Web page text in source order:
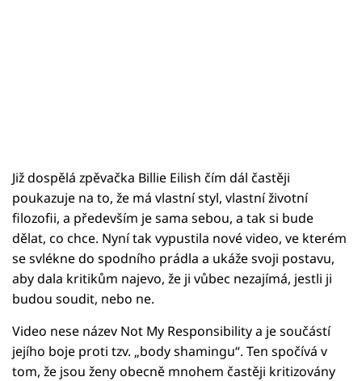
Již dospělá zpěvačka Billie Eilish čím dál častěji
poukazuje na to, že má vlastní styl, vlastní životní
filozofii, a především je sama sebou, a tak si bude
dělat, co chce. Nyní tak vypustila nové video, ve kterém
se svlékne do spodního prádla a ukáže svoji postavu,
aby dala kritikům najevo, že ji vůbec nezajímá, jestli ji
budou soudit, nebo ne.
Video nese název Not My Responsibility a je součástí
jejího boje proti tzv. „body shamingu“. Ten spočívá v
tom, že jsou ženy obecně mnohem častěji kritizovány